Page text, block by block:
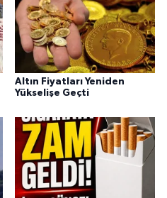
Altın Fiyatları Yeniden
Yükselişe Geçti